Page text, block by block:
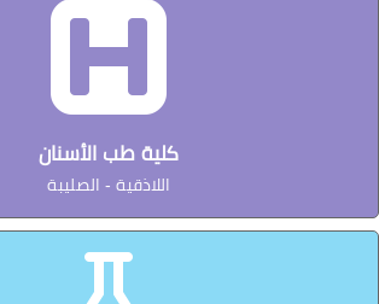
كلية طب الأسنان
اللاذقية - الصليبة